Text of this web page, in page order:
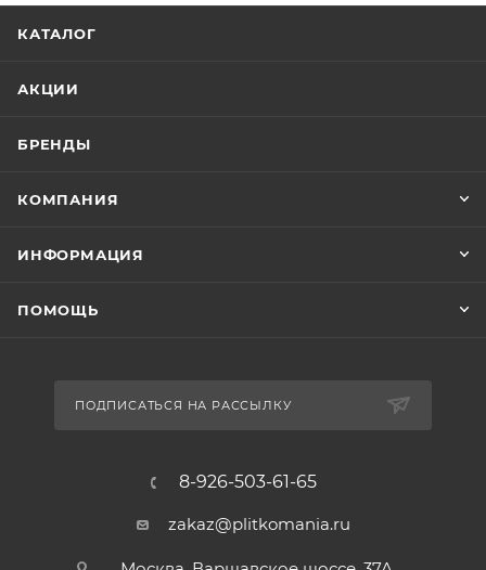
КАТАЛОГ
АКЦИИ
БРЕНДЫ
КОМПАНИЯ
ИНФОРМАЦИЯ
ПОМОЩЬ
ПОДПИСАТЬСЯ НА РАССЫЛКУ
8-926-503-61-65
zakaz@plitkomania.ru